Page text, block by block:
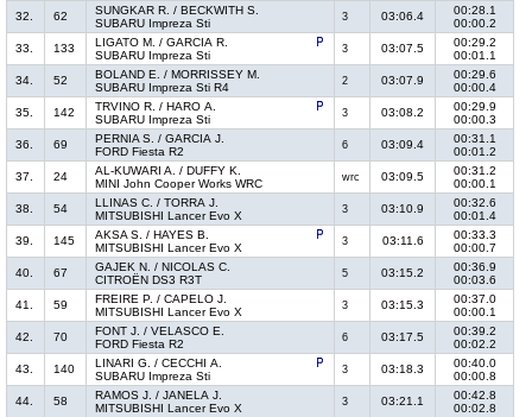
32.
62
SUNGKAR R. / BECKWITH S.
SUBARU Impreza Sti
3 03:06.4
00:28.1
00:00.2
33.
133
LIGATO M. / GARCIA R.
SUBARU Impreza Sti
3 03:07.5
00:29.2
00:01.1
34.
52
BOLAND E. / MORRISSEY M.
SUBARU Impreza Sti R4
2 03:07.9
00:29.6
00:00.4
35.
142
TRVINO R. / HARO A.
SUBARU Impreza Sti
3 03:08.2
00:29.9
00:00.3
36.
69
PERNIA S. / GARCIA J.
FORD Fiesta R2
6 03:09.4
00:31.1
00:01.2
37.
24
AL-KUWARI A. / DUFFY K.
MINI John Cooper Works WRC
wrc 03:09.5
00:31.2
00:00.1
38.
54
LLINAS C. / TORRA J.
MITSUBISHI Lancer Evo X
3 03:10.9
00:32.6
00:01.4
39.
145
AKSA S. / HAYES B.
MITSUBISHI Lancer Evo X
3 03:11.6
00:33.3
00:00.7
40.
67
GAJEK N. / NICOLAS C.
CITROËN DS3 R3T
5 03:15.2
00:36.9
00:03.6
41.
59
FREIRE P. / CAPELO J.
MITSUBISHI Lancer Evo X
3 03:15.3
00:37.0
00:00.1
42.
70
FONT J. / VELASCO E.
FORD Fiesta R2
6 03:17.5
00:39.2
00:02.2
43.
140
LINARI G. / CECCHI A.
SUBARU Impreza Sti
3 03:18.3
00:40.0
00:00.8
44.
58
RAMOS J. / JANELA J.
MITSUBISHI Lancer Evo X
3 03:21.1
00:42.8
00:02.8